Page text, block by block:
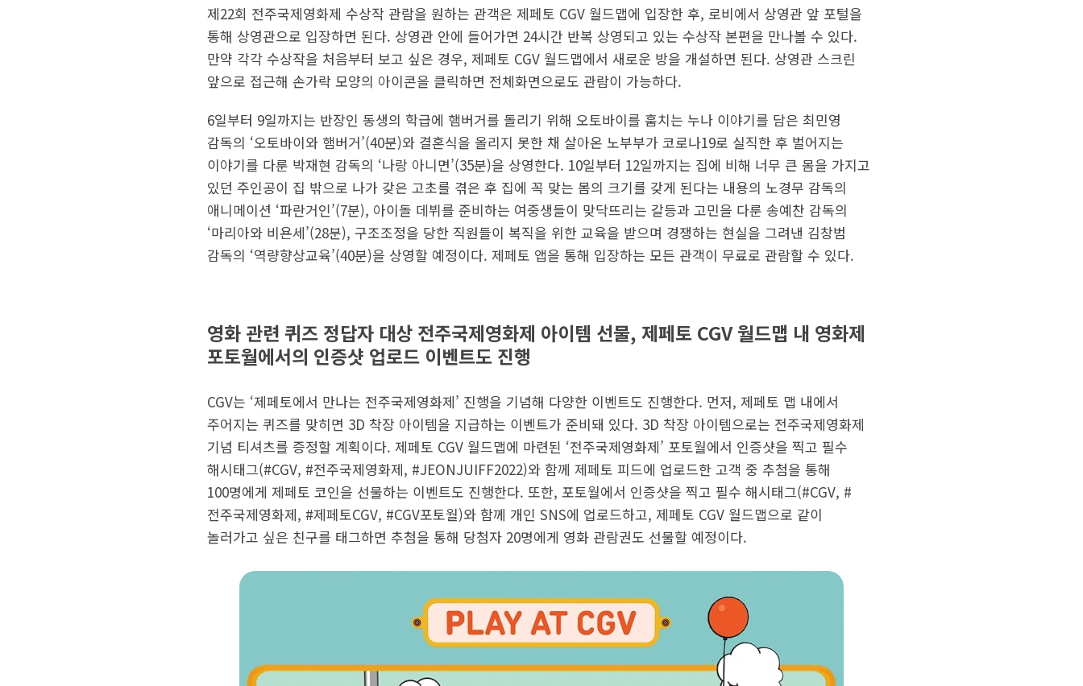
제22회 전주국제영화제 수상작 관람을 원하는 관객은 제페토 CGV 월드맵에 입장한 후, 로비에서 상영관 앞 포털을
통해 상영관으로 입장하면 된다. 상영관 안에 들어가면 24시간 반복 상영되고 있는 수상작 본편을 만나볼 수 있다.
만약 각각 수상작을 처음부터 보고 싶은 경우, 제페토 CGV 월드맵에서 새로운 방을 개설하면 된다. 상영관 스크린
앞으로 접근해 손가락 모양의 아이콘을 클릭하면 전체화면으로도 관람이 가능하다.
6일부터 9일까지는 반장인 동생의 학급에 햄버거를 돌리기 위해 오토바이를 훔치는 누나 이야기를 담은 최민영
감독의 ‘오토바이와 햄버거’(40분)와 결혼식을 올리지 못한 채 살아온 노부부가 코로나19로 실직한 후 벌어지는
이야기를 다룬 박재현 감독의 ‘나랑 아니면’(35분)을 상영한다. 10일부터 12일까지는 집에 비해 너무 큰 몸을 가지고
있던 주인공이 집 밖으로 나가 갖은 고초를 겪은 후 집에 꼭 맞는 몸의 크기를 갖게 된다는 내용의 노경무 감독의
애니메이션 ‘파란거인’(7분), 아이돌 데뷔를 준비하는 여중생들이 맞닥뜨리는 갈등과 고민을 다룬 송예찬 감독의
‘마리아와 비욘세’(28분), 구조조정을 당한 직원들이 복직을 위한 교육을 받으며 경쟁하는 현실을 그려낸 김창범
감독의 ‘역량향상교육’(40분)을 상영할 예정이다. 제페토 앱을 통해 입장하는 모든 관객이 무료로 관람할 수 있다.
영화 관련 퀴즈 정답자 대상 전주국제영화제 아이템 선물, 제페토 CGV 월드맵 내 영화제
포토월에서의 인증샷 업로드 이벤트도 진행
CGV는 ‘제페토에서 만나는 전주국제영화제’ 진행을 기념해 다양한 이벤트도 진행한다. 먼저, 제페토 맵 내에서
주어지는 퀴즈를 맞히면 3D 착장 아이템을 지급하는 이벤트가 준비돼 있다. 3D 착장 아이템으로는 전주국제영화제
기념 티셔츠를 증정할 계획이다. 제페토 CGV 월드맵에 마련된 ‘전주국제영화제’ 포토월에서 인증샷을 찍고 필수
해시태그(#CGV, #전주국제영화제, #JEONJUIFF2022)와 함께 제페토 피드에 업로드한 고객 중 추첨을 통해
100명에게 제페토 코인을 선물하는 이벤트도 진행한다. 또한, 포토월에서 인증샷을 찍고 필수 해시태그(#CGV, #
전주국제영화제, #제페토CGV, #CGV포토월)와 함께 개인 SNS에 업로드하고, 제페토 CGV 월드맵으로 같이
놀러가고 싶은 친구를 태그하면 추첨을 통해 당첨자 20명에게 영화 관람권도 선물할 예정이다.